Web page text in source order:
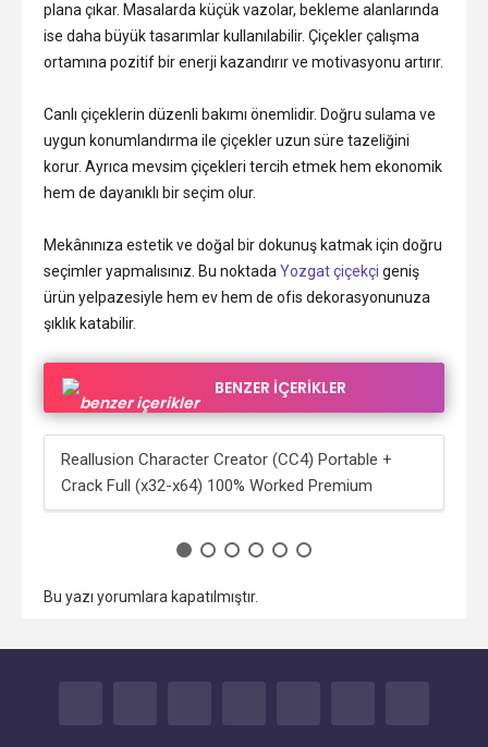
plana çıkar. Masalarda küçük vazolar, bekleme alanlarında
ise daha büyük tasarımlar kullanılabilir. Çiçekler çalışma
ortamına pozitif bir enerji kazandırır ve motivasyonu artırır.
Canlı çiçeklerin düzenli bakımı önemlidir. Doğru sulama ve
uygun konumlandırma ile çiçekler uzun süre tazeliğini
korur. Ayrıca mevsim çiçekleri tercih etmek hem ekonomik
hem de dayanıklı bir seçim olur.
Mekânınıza estetik ve doğal bir dokunuş katmak için doğru
seçimler yapmalısınız. Bu noktada Yozgat çiçekçi geniş
ürün yelpazesiyle hem ev hem de ofis dekorasyonunuza
şıklık katabilir.
BENZER İÇERİKLER
Reallusion Character Creator (CC4) Portable +
Crack Full (x32-x64) 100% Worked Premium
Bu yazı yorumlara kapatılmıştır.